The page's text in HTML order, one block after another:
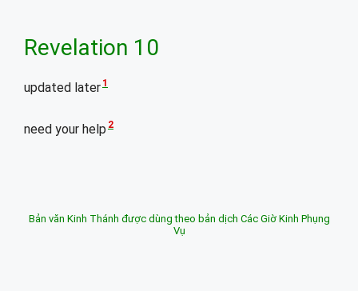
Revelation 10
updated later 1
need your help 2
Bản văn Kinh Thánh được dùng theo bản dịch Các Giờ Kinh Phụng
Vụ